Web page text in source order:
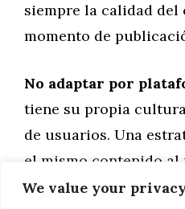
We value your
siempre la calidad del
momento de
No adaptar por
tiene su propia
de usuarios. Una
el mismo contenido
todas las plataformas